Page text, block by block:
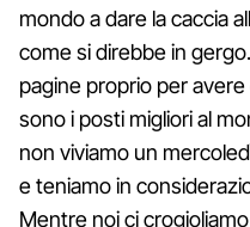
mondo a dare la caccia
come si direbbe in
pagine proprio per
sono i posti migliori al
non viviamo un
e teniamo in
Mentre noi ci